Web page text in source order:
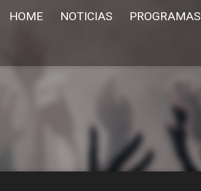
HOME NOTICIAS PROGRAMAS